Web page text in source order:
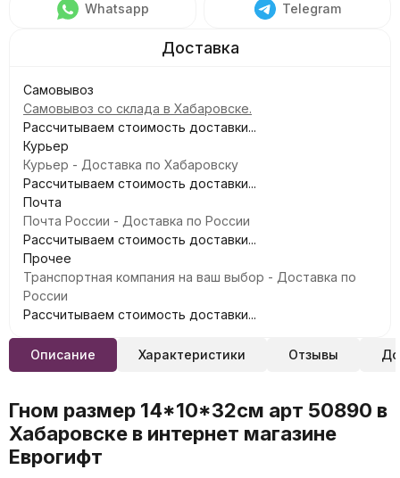
Whatsapp Telegram
Самовывоз
Самовывоз со склада в Хабаровске.
Рассчитываем стоимость доставки...
Курьер
Курьер - Доставка по Хабаровску
Рассчитываем стоимость доставки...
Почта
Почта России - Доставка по России
Рассчитываем стоимость доставки...
Прочее
Транспортная компания на ваш выбор - Доставка по
России
Рассчитываем стоимость доставки...
Описание Характеристики Отзывы
Гном размер 14*10*32см арт 50890 в
Хабаровске в интернет магазине
Еврогифт